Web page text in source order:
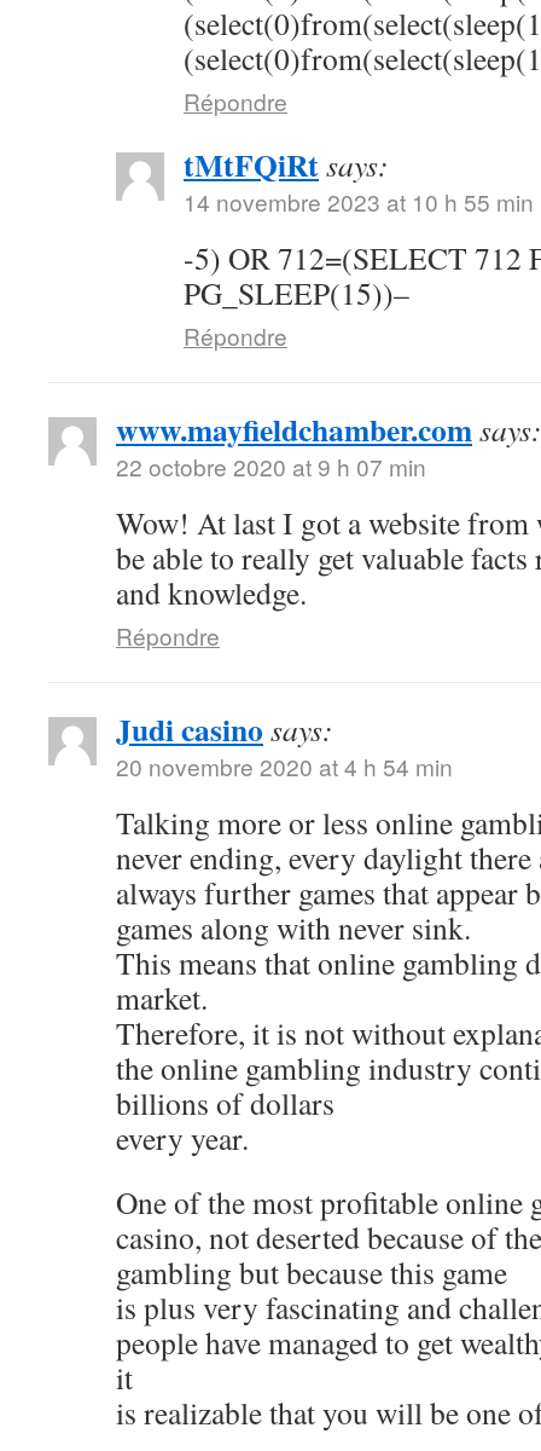
Répondre
tMtFQiRtsays:
14 novembre 2023 at 10 h 55 min
-5) OR 712=(SELECT 712
PG_SLEEP(15))–
Répondre
www.mayfieldchamber.comsays:
22 octobre 2020 at 9 h 07 min
Wow! At last I got a website from
be able to really get valuable
and knowledge.
Répondre
Judi casino says:
20 novembre 2020 at 4 h 54 min
Talking more or less online
never ending, every daylight there
always further games that appear
games along with never sink.
This means that online gambling
market.
Therefore, it is not without
the online gambling industry
billions of dollars
every year.
One of the most profitable online
casino, not deserted because of
gambling but because this game
is plus very fascinating and
people have managed to get
it
is realizable that you will be one